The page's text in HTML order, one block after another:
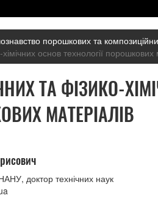
порошкових та
основ технології порошкових
ТА ФІЗИКО-
МАТЕРІАЛІВ
доктор технічних наук